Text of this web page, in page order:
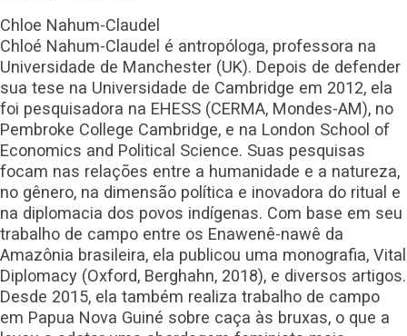
Chloe Nahum-Claudel
Chloé Nahum-Claudel é antropóloga, professora na
Universidade de Manchester (UK). Depois de defender
sua tese na Universidade de Cambridge em 2012, ela
foi pesquisadora na EHESS (CERMA, Mondes-AM), no
Pembroke College Cambridge, e na London School of
Economics and Political Science. Suas pesquisas
focam nas relações entre a humanidade e a natureza,
no gênero, na dimensão política e inovadora do ritual e
na diplomacia dos povos indígenas. Com base em seu
trabalho de campo entre os Enawenê-nawê da
Amazônia brasileira, ela publicou uma monografia, Vital
Diplomacy (Oxford, Berghahn, 2018), e diversos artigos.
Desde 2015, ela também realiza trabalho de campo
em Papua Nova Guiné sobre caça às bruxas, o que a